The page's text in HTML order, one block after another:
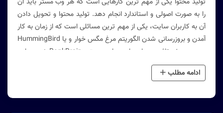
را به صورت اصولی و استاندارد انجام دهد. تولید محتوا و تحویل دادن
آن به کاربران سایت، یکی از مهم ترین مسائلی است که از زمان به کار
آمدن و بروزرسانی شدن الگوریتم مرغ مگس خوار و یا HummingBird
بر روی سئو تاثیر بسیار زیادی دارد و حتی RankBrain نیز به این
مسئله توجه شایانی دارد!
ادامه مطلب